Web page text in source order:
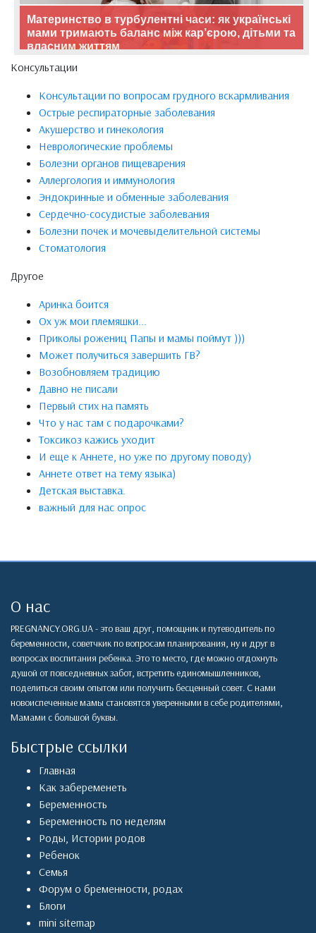
Материнство в турбулентні часи: як українські
мами тримають баланс між кар’єрою, дітьми та
власним життям
Консультации
Консультации по вопросам грудного вскармливания
Острые респираторные заболевания
Акушерство и гинекология
Неврологические проблемы
Болезни органов пищеварения
Аллергология и иммунология
Эндокринные и обменные заболевания
Сердечно-сосудистые заболевания
Болезни почек и мочевыделительной системы
Стоматология
Другое
Аринка боится
Ох уж мои племяшки...
Приколы рожениц Папы и мамы поймут )))
Может получиться завершить ГВ?
Возобновляем традицию
Давно не писали
Первый стих на память
Что у нас там с подарочками?
Токсикоз кажись уходит
И еще к Аннете, но уже по другому поводу)
Аннете ответ на тему языка)
Детская выставка.
важный для нас опрос
О нас
PREGNANCY.ORG.UA - это ваш друг, помощник и путеводитель по
беременности, советчкик по вопросам планирования, ну и друг в
вопросах воспитания ребенка. Это то место, где можно отдохнуть
душой от повседневных забот, встретить единомышленников,
поделиться своим опытом или получить бесценный совет. С нами
новоиспеченные мамы становятся уверенными в себе родителями,
Мамами с большой буквы.
Быстрые ссылки
Главная
Как забеременеть
Беременность
Беременность по неделям
Роды, Истории родов
Ребенок
Семья
Форум о бременности, родах
Блоги
mini sitemap